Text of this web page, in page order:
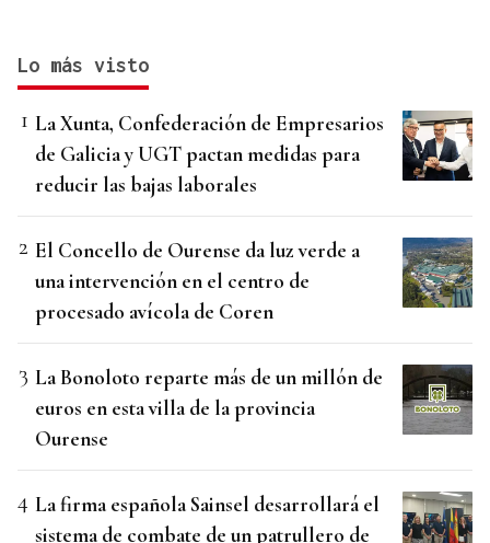
Lo más visto
La Xunta, Confederación de Empresarios
de Galicia y UGT pactan medidas para
reducir las bajas laborales
El Concello de Ourense da luz verde a
una intervención en el centro de
procesado avícola de Coren
La Bonoloto reparte más de un millón de
euros en esta villa de la provincia
Ourense
La firma española Sainsel desarrollará el
sistema de combate de un patrullero de